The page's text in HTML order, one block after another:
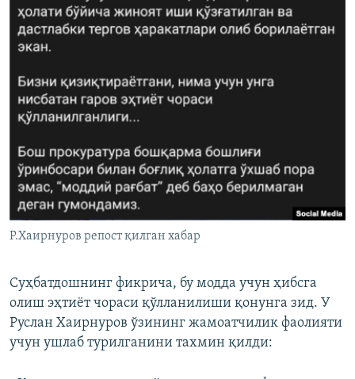
Р.Хаирнуров репост қилган хабар
Суҳбатдошнинг фикрича, бу модда учун ҳибсга
олиш эҳтиёт чораси қўлланилиши қонунга зид. У
Руслан Хаирнуров ўзининг жамоатчилик фаолияти
учун ушлаб турилганини тахмин қилди: